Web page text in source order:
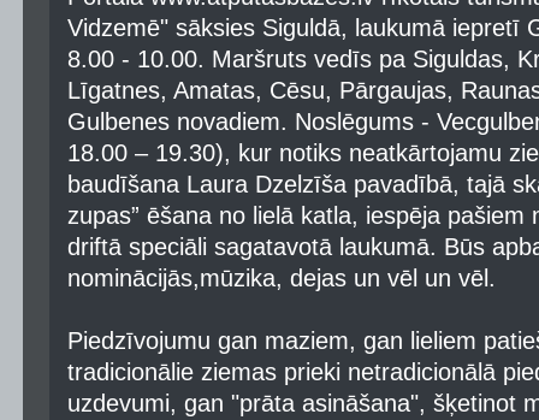
Vidzemē" sāksies Siguldā, laukumā iepretī
8.00 - 10.00. Maršruts vedīs pa Siguldas,
Līgatnes, Amatas, Cēsu, Pārgaujas,
Gulbenes novadiem. Noslēgums -
18.00 – 19.30), kur notiks neatkārtojamu
baudīšana Laura Dzelzīša pavadībā, tajā
zupas” ēšana no lielā katla, iespēja pašiem
driftā speciāli sagatavotā laukumā. Būs
nominācijās,mūzika, dejas un vēl un vēl.
Piedzīvojumu gan maziem, gan lieliem
tradicionālie ziemas prieki netradicionālā
uzdevumi, gan "prāta asināšana", šķetinot